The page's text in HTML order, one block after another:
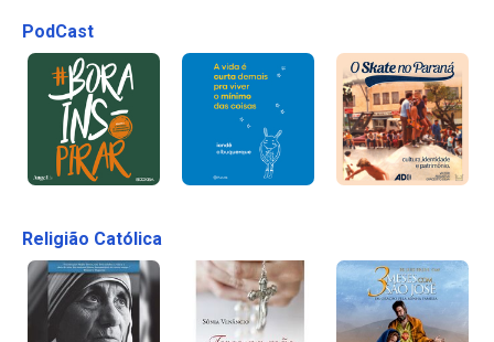
PodCast
Religião Católica